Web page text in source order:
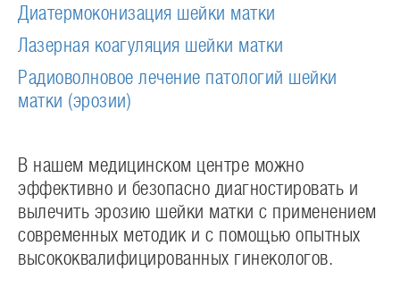
Диатермоконизация шейки матки
Лазерная коагуляция шейки матки
Радиоволновое лечение патологий шейки
матки (эрозии)
В нашем медицинском центре можно
эффективно и безопасно диагностировать и
вылечить эрозию шейки матки с применением
современных методик и с помощью опытных
высококвалифицированных гинекологов.